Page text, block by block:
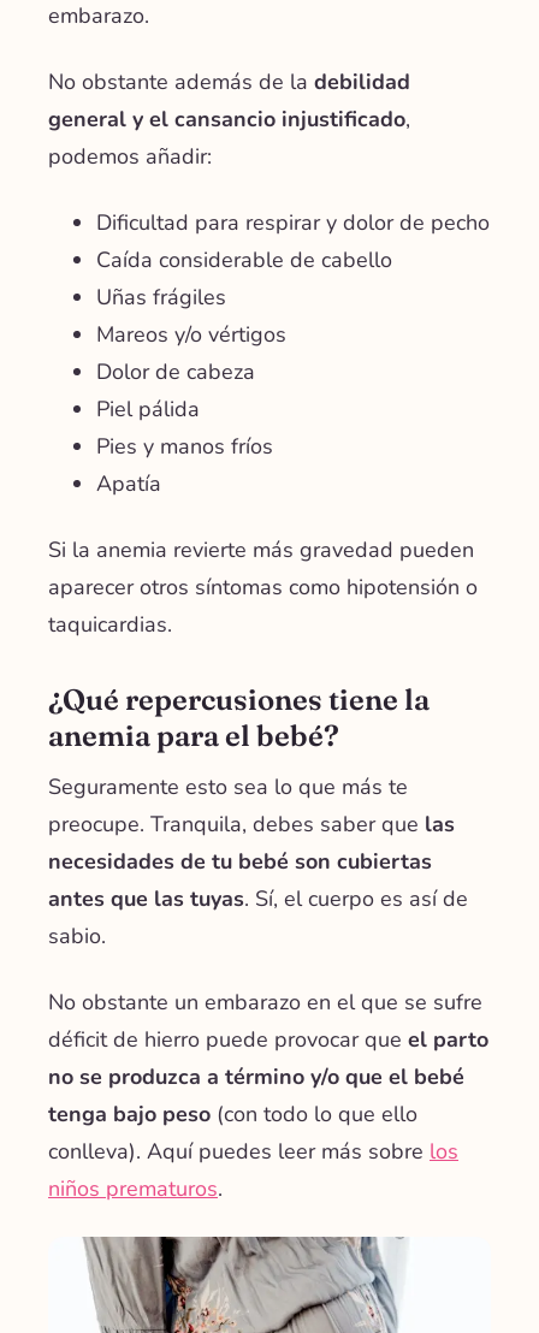
embarazo.
No obstante además de la debilidad
general y el cansancio injustificado,
podemos añadir:
Dificultad para respirar y dolor de pecho
Caída considerable de cabello
Uñas frágiles
Mareos y/o vértigos
Dolor de cabeza
Piel pálida
Pies y manos fríos
Apatía
Si la anemia revierte más gravedad pueden
aparecer otros síntomas como hipotensión o
taquicardias.
¿Qué repercusiones tiene la
anemia para el bebé?
Seguramente esto sea lo que más te
preocupe. Tranquila, debes saber que las
necesidades de tu bebé son cubiertas
antes que las tuyas. Sí, el cuerpo es así de
sabio.
No obstante un embarazo en el que se sufre
déficit de hierro puede provocar que el parto
no se produzca a término y/o que el bebé
tenga bajo peso (con todo lo que ello
conlleva). Aquí puedes leer más sobre los
niños prematuros.